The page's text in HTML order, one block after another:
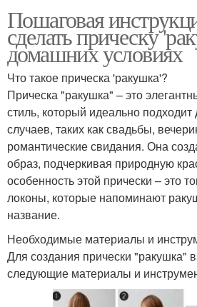
Пошаговая
сделать прическу
домашних условиях
Что такое прическа 'ракушка'?
Прическа "ракушка" – это
стиль, который идеально
случаев, таких как свадьбы,
романтические свидания. Она
образ, подчеркивая природную
особенность этой прически – это
локоны, которые напоминают
название.
Необходимые материалы и
Для создания прически "ракушка"
следующие материалы и